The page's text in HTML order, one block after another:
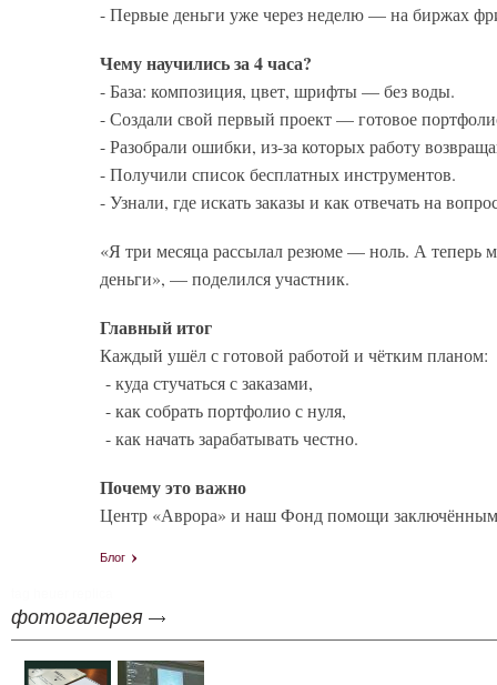
- Первые деньги уже через неделю — на биржах
Чему научились за 4 часа?
- База: композиция, цвет, шрифты — без воды.
- Создали свой первый проект — готовое
- Разобрали ошибки, из-за которых работу
- Получили список бесплатных инструментов.
- Узнали, где искать заказы и как отвечать на
«Я три месяца рассылал резюме — ноль. А теперь
деньги», — поделился участник.
Главный итог
Каждый ушёл с готовой работой и чётким планом:
- куда стучаться с заказами,
- как собрать портфолио с нуля,
- как начать зарабатывать честно.
Почему это важно
Центр «Аврора» и наш Фонд помощи заключённым
Блог
фотогалерея